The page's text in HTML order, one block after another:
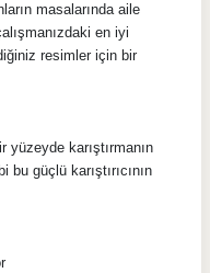
masalarında aile
en iyi
resimler için bir
yüzeyde karıştırmanın
bu güçlü karıştırıcının